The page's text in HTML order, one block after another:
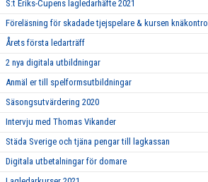
S:t Eriks-Cupens lagledarhäfte 2021
Föreläsning för skadade tjejspelare & kursen knäkontroll
Årets första ledarträff
2 nya digitala utbildningar
Anmäl er till spelformsutbildningar
Säsongsutvärdering 2020
Intervju med Thomas Vikander
Städa Sverige och tjäna pengar till lagkassan
Digitala utbetalningar för domare